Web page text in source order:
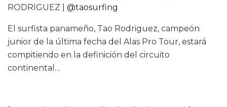
RODRIGUEZ | @taosurfing
El surfista panameño, Tao Rodriguez, campeón
junior de la última fecha del Alas Pro Tour, estará
compitiendo en la definición del circuito
continental…